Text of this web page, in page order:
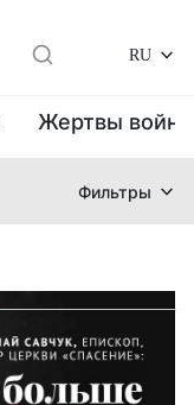
RU
Жертвы
Фильтры